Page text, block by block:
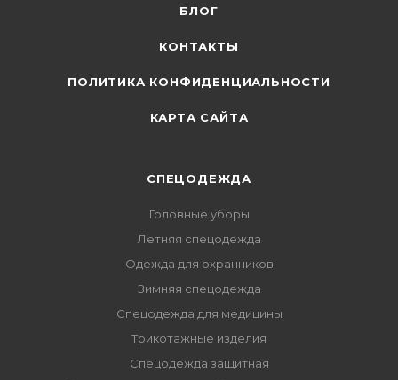
БЛОГ
КОНТАКТЫ
ПОЛИТИКА КОНФИДЕНЦИАЛЬНОСТИ
КАРТА САЙТА
СПЕЦОДЕЖДА
Головные уборы
Летняя спецодежда
Одежда для охранников
Зимняя спецодежда
Спецодежда для медицины
Трикотажные изделия
Спецодежда защитная